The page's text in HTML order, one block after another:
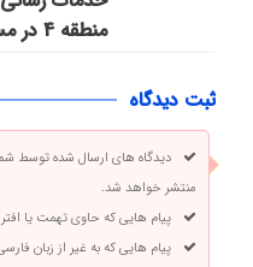
منطقه 4 در مسیر مشایه
ثبت دیدگاه
دیدگاه های ارسال شده توسط
منتشر خواهد شد.
پیام هایی که حاوی تهمت یا
پیام هایی که به غیر از زبان